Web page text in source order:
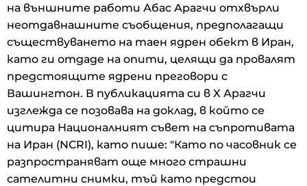
на външните работи Абас Арагчи отхвърли
неотдавнашните съобщения, предполагащи
съществуването на таен ядрен обект в Иран,
като ги отдаде на опити, целящи да провалят
предстоящите ядрени преговори с
Вашингтон. В публикацията си в X Арагчи
изглежда се позовава на доклад, в който се
цитира Националният съвет на съпротивата
на Иран (NCRI), като пише: "Като по часовник се
разпространяват още много страшни
сателитни снимки, тъй като предстои